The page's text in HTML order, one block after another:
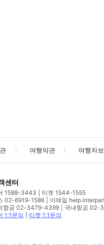
여행약관 여행자
센터
1588-3443
티켓 1544-1555
02-6919-1586
이메일
항공 02-3479-4399
국내항공 02-
1:1문의
티켓 1:1문의